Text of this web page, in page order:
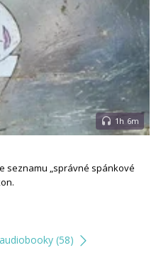
1h 6m
seznamu „správné spánkové
(58)